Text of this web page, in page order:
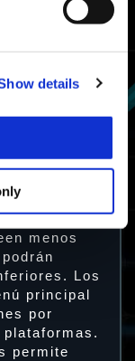
details
As de la lucha
Superviviente
de la lucha
menos
Los
principal
por
permite